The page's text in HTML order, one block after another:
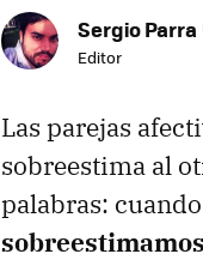
Sergio Parra
Editor
Las parejas
sobreestima al
palabras: